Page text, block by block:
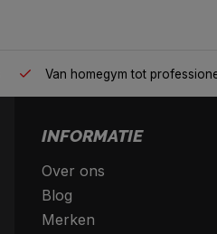
Van homegym tot
INFORMATIE
Over ons
Blog
Merken